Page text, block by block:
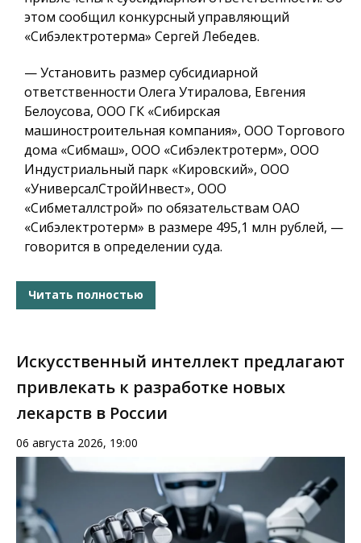
этом сообщил конкурсный управляющий
«Сибэлектротерма» Сергей Лебедев.
— Установить размер субсидиарной
ответственности Олега Утиралова, Евгения
Белоусова, ООО ГК «Сибирская
машиностроительная компания», ООО Торгового
дома «Сибмаш», ООО «Сибэлектротерм», ООО
Индустриальный парк «Кировский», ООО
«УниверсалСтройИнвест», ООО
«Сибметаллстрой» по обязательствам ОАО
«Сибэлектротерм» в размере 495,1 млн рублей, —
говорится в определении суда.
Читать полностью
Искусственный интеллект предлагают
привлекать к разработке новых
лекарств в России
06 августа 2026, 19:00